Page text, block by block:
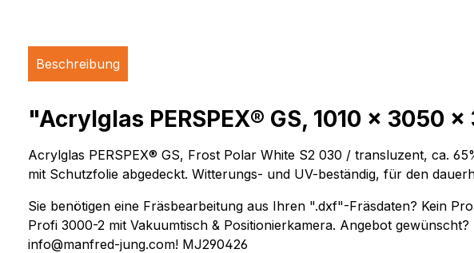
Beschreibung
"Acrylglas PERSPEX® GS, 1010 x 3050
Acrylglas PERSPEX® GS, Frost Polar White S2 030 / transluzent, ca.
mit Schutzfolie abgedeckt. Witterungs- und UV-beständig, für den
Sie benötigen eine Fräsbearbeitung aus Ihren ".dxf"-Fräsdaten? Kein
Profi 3000-2 mit Vakuumtisch & Positionierkamera. Angebot
info@manfred-jung.com! MJ290426